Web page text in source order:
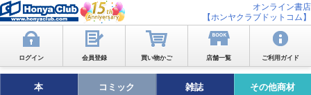
オンライン書店
【ホンヤクラブドットコム】
ログイン 会員登録 買い物かご 店舗一覧 ご利用ガイド
本 コミック 雑誌 その他商材